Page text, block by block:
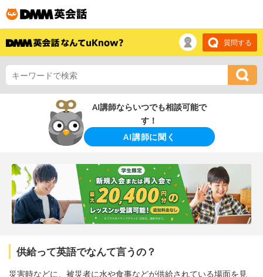
質問する
AI講師ならいつでも相談可能で
す！
AI講師に聞く
供給って英語でなんて言うの？
災害時などに、被災者に水や食事などが供給されている場面を見